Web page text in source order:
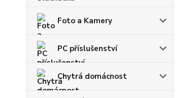
Foto a Kamery
PC příslušenství
Chytrá domácnost